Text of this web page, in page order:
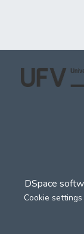
DSpace
Cookie settings